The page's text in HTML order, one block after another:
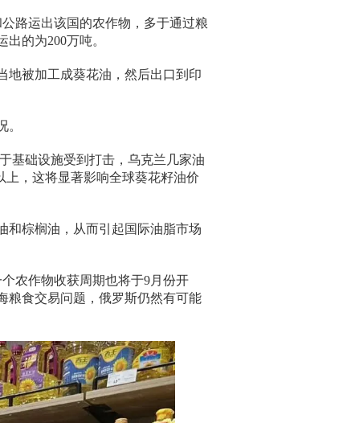
路运出该国的农作物，多于通过粮
的为200万吨。
地被加工成葵花油，然后出口到印
基础设施受到打击，乌克兰几家油
，这将显著影响全球葵花籽油价
和棕榈油，从而引起国际油脂市场
农作物收获周期也将于9月份开
粮食交易问题，俄罗斯仍然有可能